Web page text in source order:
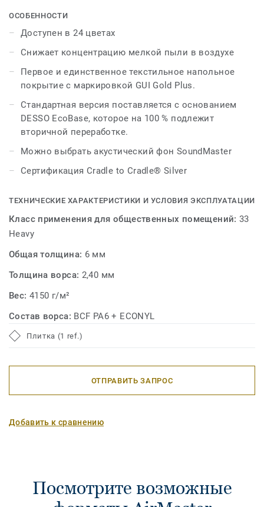
технология снижает концентрацию мелкодисперсной
пыли в воздухе и в четыре раза эффективнее, чем
классические ковры, и в восемь раз эффективнее, чем
гладкие полы. Текстильная доска с неразрезанными
петлями доступна в 18 блоках и шести стандартных
цветовых сочетаниях.
ОСОБЕННОСТИ
Доступен в 24 цветах
Снижает концентрацию мелкой пыли в воздухе
Первое и единственное текстильное напольное
покрытие с маркировкой GUI Gold Plus.
Стандартная версия поставляется с основанием
DESSO EcoBase, которое на 100 % подлежит
вторичной переработке.
Можно выбрать акустический фон SoundMaster
Сертификация Cradle to Cradle® Silver
ТЕХНИЧЕСКИЕ ХАРАКТЕРИСТИКИ И УСЛОВИЯ ЭКСПЛУАТАЦИИ
Класс применения для общественных помещений:33
Heavy
Общая толщина: 6 мм
Толщина ворса: 2,40 мм
Вес: 4150 г/м²
Состав ворса: BCF PA6 + ECONYL
Плитка (1 ref.)
ОТПРАВИТЬ ЗАПРОС
Добавить к сравнению
Посмотрите возможные